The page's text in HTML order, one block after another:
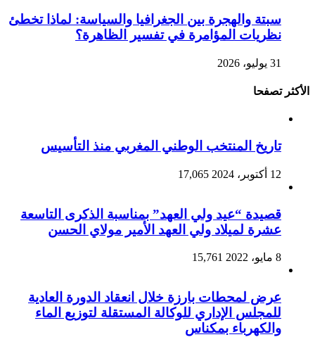
سبتة والهجرة بين الجغرافيا والسياسة: لماذا تخطئ
نظريات المؤامرة في تفسير الظاهرة؟
31 يوليو، 2026
الأكثر تصفحا
تاريخ المنتخب الوطني المغربي منذ التأسيس
12 أكتوبر، 2024 17,065
قصيدة “عيد ولي العهد” بمناسبة الذكرى التاسعة
عشرة لميلاد ولي العهد الأمير مولاي الحسن
8 مايو، 2022 15,761
عرض لمحطات بارزة خلال انعقاد الدورة العادية
للمجلس الإداري للوكالة المستقلة لتوزيع الماء
والكهرباء بمكناس